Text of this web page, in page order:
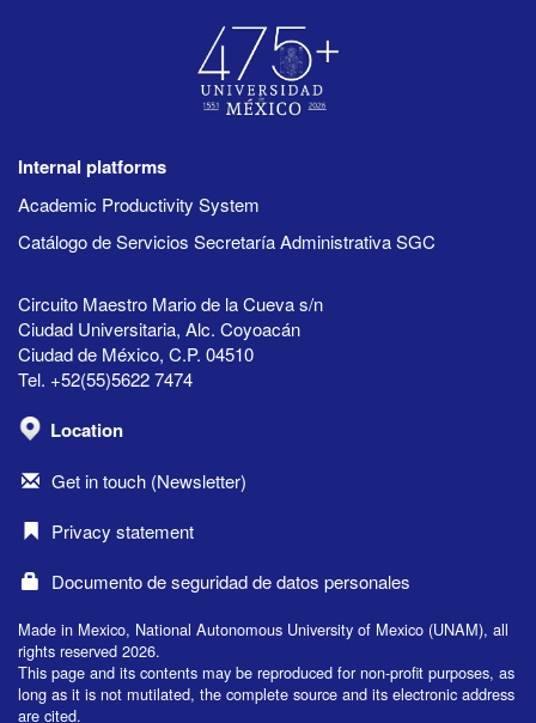
Internal platforms
Academic Productivity System
Catálogo de Servicios Secretaría Administrativa SGC
Circuito Maestro Mario de la Cueva s/n
Ciudad Universitaria, Alc. Coyoacán
Ciudad de México, C.P. 04510
Tel. +52(55)5622 7474
Location
Get in touch (Newsletter)
Privacy statement
Documento de seguridad de datos personales
Made in Mexico, National Autonomous University of Mexico (UNAM), all
rights reserved 2026.
This page and its contents may be reproduced for non-profit purposes, as
long as it is not mutilated, the complete source and its electronic address
are cited.